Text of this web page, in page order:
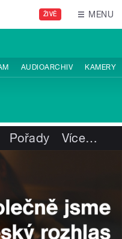
ŽIVĚ MENU
AUDIOARCHIV KAMERY
Pořady Více…